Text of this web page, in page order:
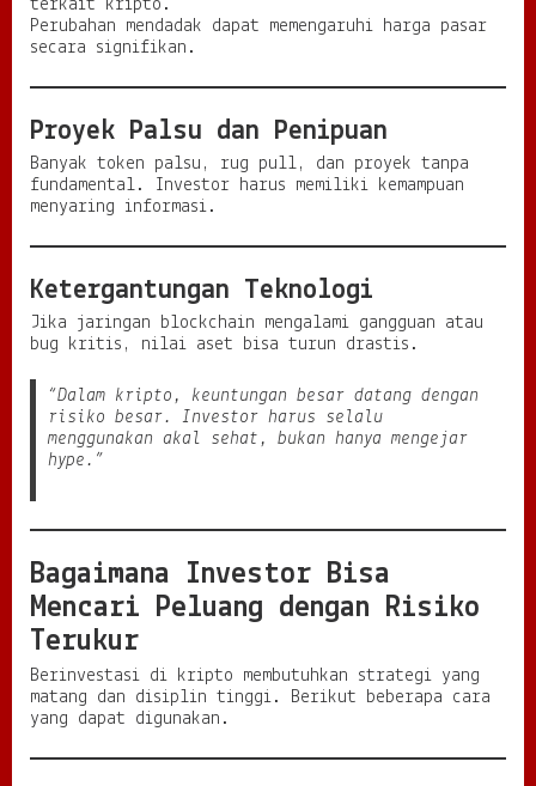
terkait kripto.
Perubahan mendadak dapat memengaruhi harga pasar
secara signifikan.
Proyek Palsu dan Penipuan
Banyak token palsu, rug pull, dan proyek tanpa
fundamental. Investor harus memiliki kemampuan
menyaring informasi.
Ketergantungan Teknologi
Jika jaringan blockchain mengalami gangguan atau
bug kritis, nilai aset bisa turun drastis.
“Dalam kripto, keuntungan besar datang dengan
risiko besar. Investor harus selalu
menggunakan akal sehat, bukan hanya mengejar
hype.”
Bagaimana Investor Bisa
Mencari Peluang dengan Risiko
Terukur
Berinvestasi di kripto membutuhkan strategi yang
matang dan disiplin tinggi. Berikut beberapa cara
yang dapat digunakan.